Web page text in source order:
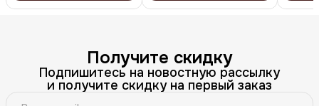
Получите скидку
Подпишитесь на новостную рассылку
и получите скидку на первый заказ